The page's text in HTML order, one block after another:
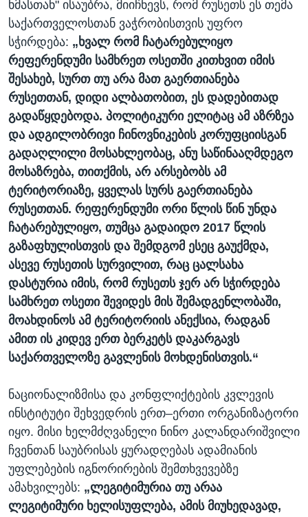
ხმასთან" ისაუბრა, მიიჩნევს, რომ რუსეთს ეს თემა
საქართველოსთან ვაჭრობისთვის უფრო
სჭირდება: „ხვალ რომ ჩატარებულიყო
რეფერენდუმი სამხრეთ ოსეთში კითხვით იმის
შესახებ, სურთ თუ არა მათ გაერთიანება
რუსეთთან, დიდი ალბათობით, ეს დადებითად
გადაწყდებოდა. პოლიტიკური ელიტაც ამ აზრზეა
და ადგილობრივი ჩინოვნიკების კორუფციისგან
გადაღლილი მოსახლეობაც, ანუ საწინააღმდეგო
მოსაზრება, თითქმის, არ არსებობს ამ
ტერიტორიაზე, ყველას სურს გაერთიანება
რუსეთთან. რეფერენდუმი ორი წლის წინ უნდა
ჩატარებულიყო, თუმცა გადაიდო 2017 წლის
გაზაფხულისთვის და შემდგომ ესეც გაუქმდა,
ასევე რუსეთის სურვილით, რაც ცალსახა
დასტურია იმის, რომ რუსეთს ჯერ არ სჭირდება
სამხრეთ ოსეთი შევიდეს მის შემადგენლობაში,
მოახდინოს ამ ტერიტორიის ანექსია, რადგან
ამით ის კიდევ ერთ ბერკეტს დაკარგავს
საქართველოზე გავლენის მოხდენისთვის.“
ნაციონალიზმისა და კონფლიქტების კვლევის
ინსტიტუტი შეხვედრის ერთ–ერთი ორგანიზატორი
იყო. მისი ხელმძღვანელი ნინო კალანდარიშვილი
ჩვენთან საუბრისას ყურადღებას ადამიანის
უფლებების იგნორირების შემთხვევებზე
ამახვილებს: „ლეგიტიმურია თუ არაა
ლეგიტიმური ხელისუფლება, ამის მიუხედავად,